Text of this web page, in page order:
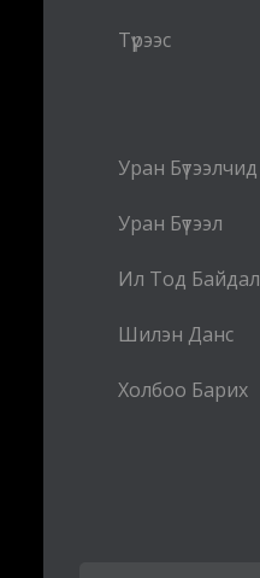
Түрээс
Уран Бүтээлчид
Уран Бүтээл
Ил Тод Байдал
Шилэн Данс
Холбоо Барих